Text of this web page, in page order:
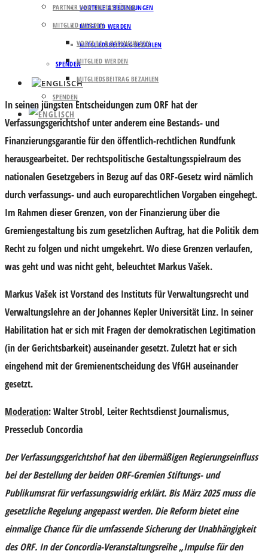
VORTEILE & BEDINGUNGEN
MITGLIED WERDEN
MITGLIEDSBEITRAG BEZAHLEN
SPENDEN
PARTNER UND UNTERSTÜTZER
MITGLIED WERDEN
VORTEILE & BEDINGUNGEN
MITGLIED WERDEN
MITGLIEDSBEITRAG BEZAHLEN
SPENDEN
In seinen jüngsten Entscheidungen zum ORF hat der
Verfassungsgerichtshof unter anderem eine Bestands- und
Finanzierungsgarantie für den öffentlich-rechtlichen Rundfunk
herausgearbeitet. Der rechtspolitische Gestaltungsspielraum des
nationalen Gesetzgebers in Bezug auf das ORF-Gesetz wird nämlich
durch verfassungs- und auch europarechtlichen Vorgaben eingehegt.
Im Rahmen dieser Grenzen, von der Finanzierung über die
Gremiengestaltung bis zum gesetzlichen Auftrag, hat die Politik dem
Recht zu folgen und nicht umgekehrt. Wo diese Grenzen verlaufen,
was geht und was nicht geht, beleuchtet Markus Vašek.
Markus Vašek ist Vorstand des Instituts für Verwaltungsrecht und
Verwaltungslehre an der Johannes Kepler Universität Linz. In seiner
Habilitation hat er sich mit Fragen der demokratischen Legitimation
(in der Gerichtsbarkeit) auseinander gesetzt. Zuletzt hat er sich
eingehend mit der Gremienentscheidung des VfGH auseinander
gesetzt.
Moderation:Walter Strobl, Leiter Rechtsdienst Journalismus,
Presseclub Concordia
Der Verfassungsgerichtshof hat den übermäßigen Regierungseinfluss
bei der Bestellung der beiden ORF-Gremien Stiftungs- und
Publikumsrat für verfassungswidrig erklärt. Bis März 2025 muss die
gesetzliche Regelung angepasst werden. Die Reform bietet eine
einmalige Chance für die umfassende Sicherung der Unabhängigkeit
des ORF. In der Concordia-Veranstaltungsreihe „Impulse für den